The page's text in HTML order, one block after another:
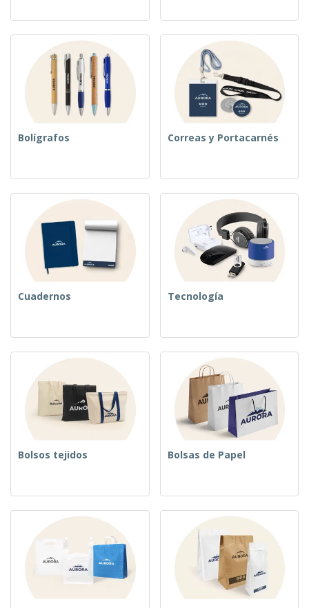
Bolígrafos Correas y Portacarnés
Cuadernos Tecnología
Bolsos tejidos Bolsas de Papel